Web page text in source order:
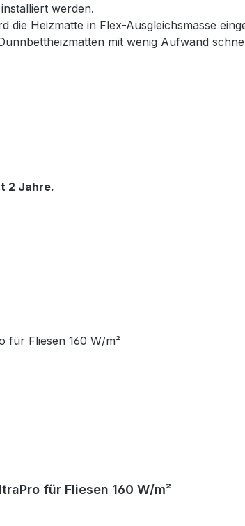
werden.
die Heizmatte in Flex-Ausgleichsmasse
mit wenig Aufwand
2 Jahre.
für Fliesen 160 W/m²